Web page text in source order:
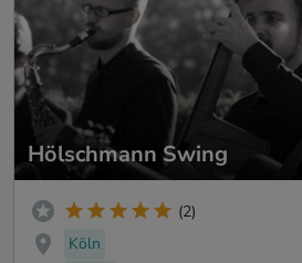
Hölschmann Swing
(2)
Köln